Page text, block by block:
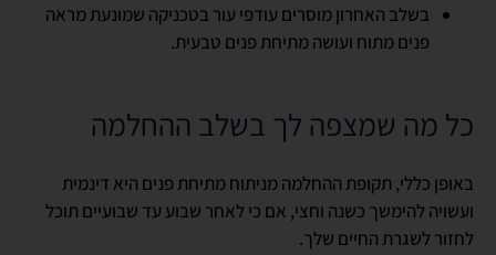
בשלב האחרון מוסרים עודפי עור בטכניקה שמונעת מראה
פנים מתוח ועושה מתיחת פנים טבעית.
כל מה שמצפה לך בשלב ההחלמה
באופן כללי, תקופת ההחלמה מניתוח מתיחת פנים היא דינמית
ועשויה להימשך כשנה וחצי, אם כי לאחר שבוע עד שבועיים תוכל
לחזור לשגרת החיים שלך.